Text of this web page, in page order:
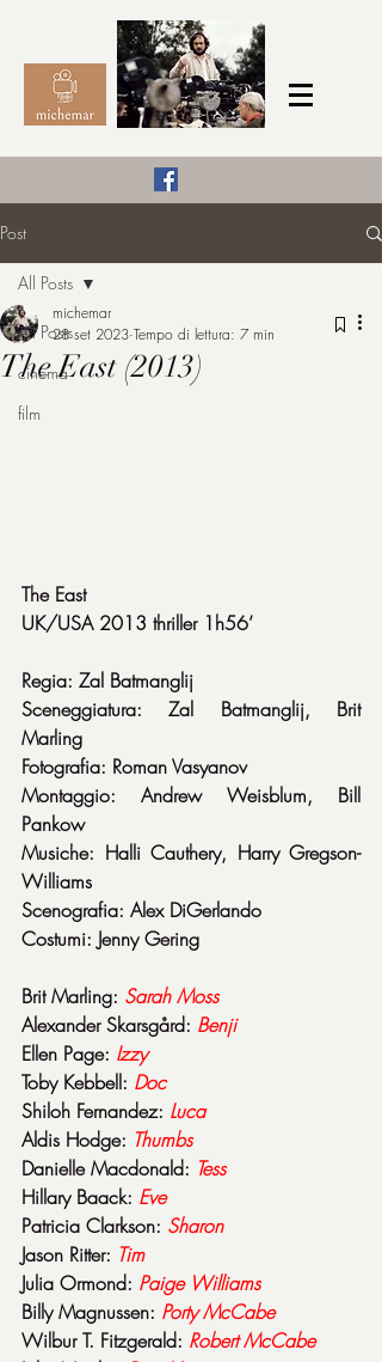
michemar
Post
All Posts
cinema
film
All Posts
The East (2013)
michemar
28 set 2023 Tempo di lettura: 7 min
The East
UK/USA 2013 thriller 1h56’
Regia: Zal Batmanglij
Sceneggiatura: Zal Batmanglij, Brit
Marling
Fotografia: Roman Vasyanov
Montaggio: Andrew Weisblum, Bill
Pankow
Musiche: Halli Cauthery, Harry Gregson-
Williams
Scenografia: Alex DiGerlando
Costumi: Jenny Gering
Brit Marling: Sarah Moss
Alexander Skarsgård: Benji
Ellen Page: Izzy
Toby Kebbell: Doc
Shiloh Fernandez: Luca
Aldis Hodge: Thumbs
Danielle Macdonald: Tess
Hillary Baack: Eve
Patricia Clarkson: Sharon
Jason Ritter: Tim
Julia Ormond: Paige Williams
Billy Magnussen: Porty McCabe
Wilbur T. Fitzgerald: Robert McCabe